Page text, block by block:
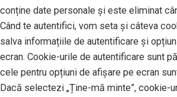
conține date personale și este eliminat
Când te autentifici, vom seta și câteva
salva informațiile de autentificare și
ecran. Cookie-urile de autentificare sunt
cele pentru opțiuni de afișare pe ecran
Dacă selectezi „Ține-mă minte”, cookie-